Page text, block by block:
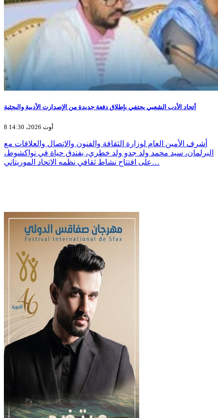
أتحاد الأدب الشعبي يحتفي بإطلاق دفعة جديدة من الإصدارت الأدبية والبحثية
8 أوت 2026، 14:30
أشرف الأمين العام لوزارة الثقافة والفنون والاتصال والعلاقات مع
البرلمان، سيد محمد ولد جدو ولد خطري، بفندق حياة في نواكشوط،
على افتتاح نشاط ثقافي نظمه الاتحاد الموريتاني…